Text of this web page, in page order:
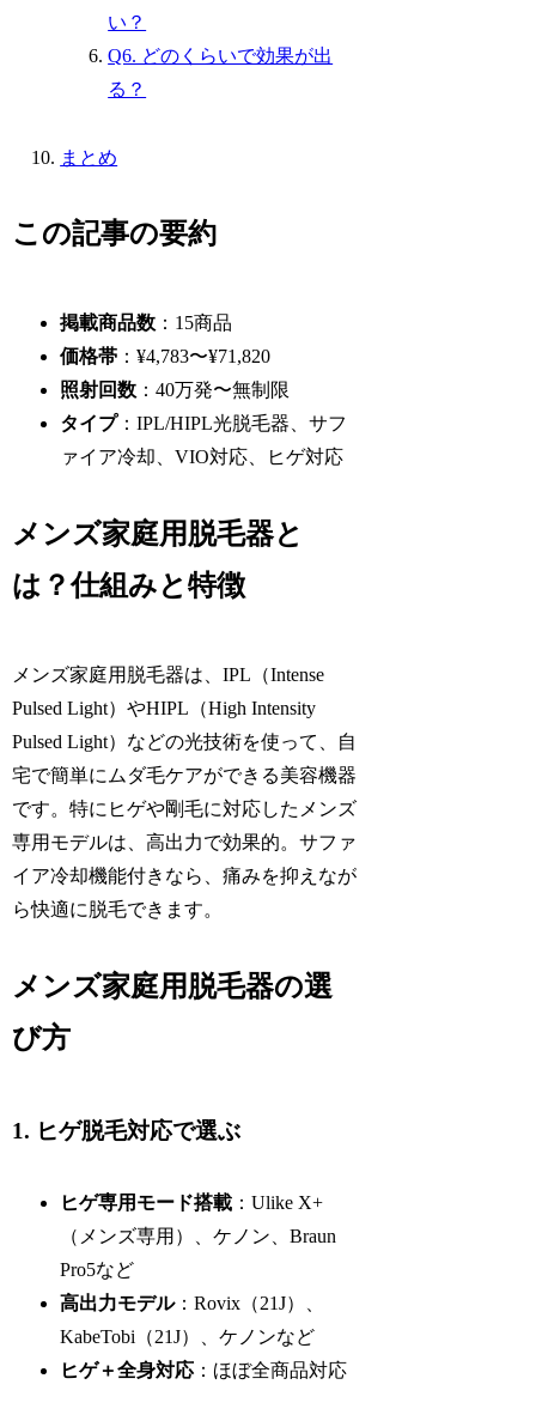
い？
Q6. どのくらいで効果が出
る？
まとめ
この記事の要約
掲載商品数 ：15商品
価格帯 ：¥4,783〜¥71,820
照射回数 ：40万発〜無制限
タイプ：IPL/HIPL光脱毛器、サフ
ァイア冷却、VIO対応、ヒゲ対応
メンズ家庭用脱毛器と
は？仕組みと特徴
メンズ家庭用脱毛器は、IPL（Intense
Pulsed Light）やHIPL（High Intensity
Pulsed Light）などの光技術を使って、自
宅で簡単にムダ毛ケアができる美容機器
です。特にヒゲや剛毛に対応したメンズ
専用モデルは、高出力で効果的。サファ
イア冷却機能付きなら、痛みを抑えなが
ら快適に脱毛できます。
メンズ家庭用脱毛器の選
び方
1. ヒゲ脱毛対応で選ぶ
ヒゲ専用モード搭載 ：Ulike X+
（メンズ専用）、ケノン、Braun
Pro5など
高出力モデル：Rovix（21J）、
KabeTobi（21J）、ケノンなど
ヒゲ＋全身対応 ：ほぼ全商品対応